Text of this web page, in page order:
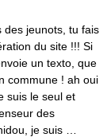
des jeunots, tu fais
du site !!! Si
un texto, que
commune ! ah oui
suis le seul et
des
je suis …